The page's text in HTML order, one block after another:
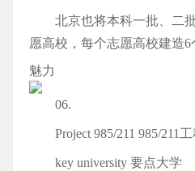
北京也将本科一批、二
愿高校，每个志愿高校建造6
魅力
06.
Project 985/211 985/211
key university 要点大学